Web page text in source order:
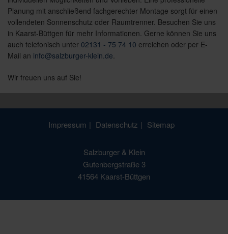
Planung mit anschließend fachgerechter Montage sorgt für einen
vollendeten Sonnenschutz oder Raumtrenner. Besuchen Sie uns
in Kaarst-Büttgen für mehr Informationen. Gerne können Sie uns
auch telefonisch unter 02131 - 75 74 10 erreichen oder per E-
Mail an info@salzburger-klein.de.
Wir freuen uns auf Sie!
Impressum Datenschutz Sitemap
Salzburger & Klein
Gutenbergstraße 3
41564 Kaarst-Büttgen